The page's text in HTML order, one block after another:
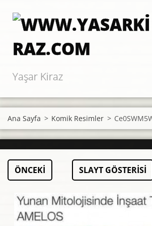
Yaşar Kiraz
Ana Sayfa > Komik Resimler >
ÖNCEKI SLAYT GÖSTERISI